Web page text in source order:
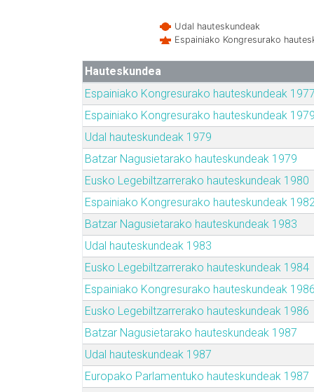
Udal hauteskundeak
Espainiako Kongresurako
Hauteskundea
Espainiako Kongresurako hauteskundeak 1977
Espainiako Kongresurako hauteskundeak 1979
Udal hauteskundeak 1979
Batzar Nagusietarako hauteskundeak 1979
Eusko Legebiltzarrerako hauteskundeak 1980
Espainiako Kongresurako hauteskundeak
Batzar Nagusietarako hauteskundeak 1983
Udal hauteskundeak 1983
Eusko Legebiltzarrerako hauteskundeak 1984
Espainiako Kongresurako hauteskundeak 1986
Eusko Legebiltzarrerako hauteskundeak 1986
Batzar Nagusietarako hauteskundeak 1987
Udal hauteskundeak 1987
Europako Parlamentuko hauteskundeak 1987